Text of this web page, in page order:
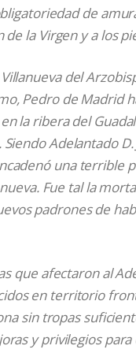
de
la Virgen y a los
del
Pedro de Madrid
la ribera del
Adelantado
una terrible
Fue tal la
padrones de
que afectaron al
en territorio
sin tropas
y privilegios